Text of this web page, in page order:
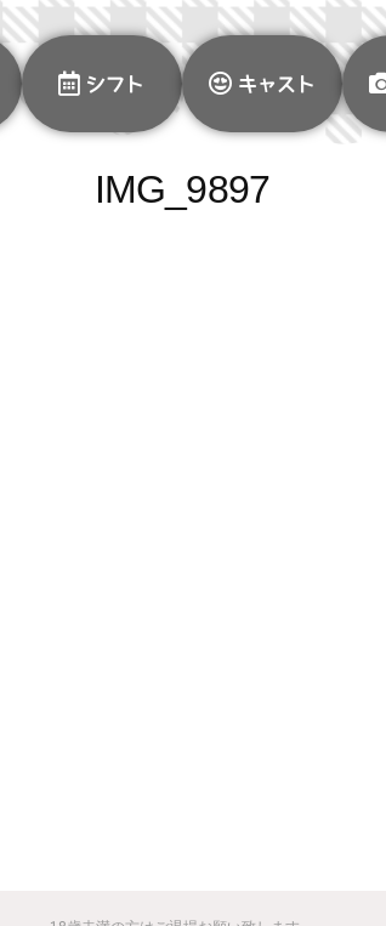
シフト キャスト
IMG_9897